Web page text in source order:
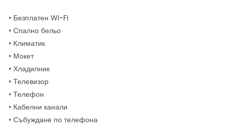
• Безплатен Wi-Fi
• Спално бельо
• Климатик
• Мокет
• Хладилник
• Телевизор
• Телефон
• Кабелни канали
• Събуждане по телефона